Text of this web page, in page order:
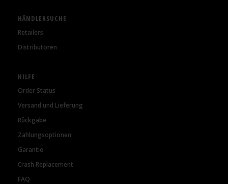
HÄNDLERSUCHE
Retailers
Distributoren
HILFE
Order Status
Versand und Lieferung
Rückgabe
Zahlungsoptionen
Garantie
Crash Replacement
FAQ